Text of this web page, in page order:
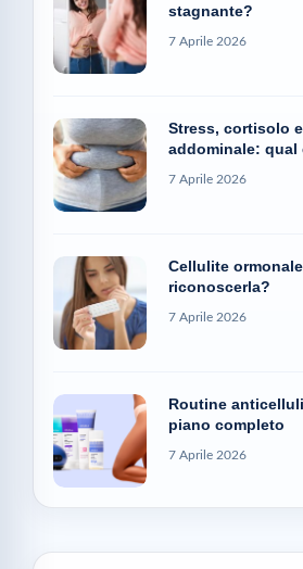
stagnante?
7 Aprile 2026
Stress, cortisolo
addominale: qual
7 Aprile 2026
Cellulite
riconoscerla?
7 Aprile 2026
Routine
piano completo
7 Aprile 2026